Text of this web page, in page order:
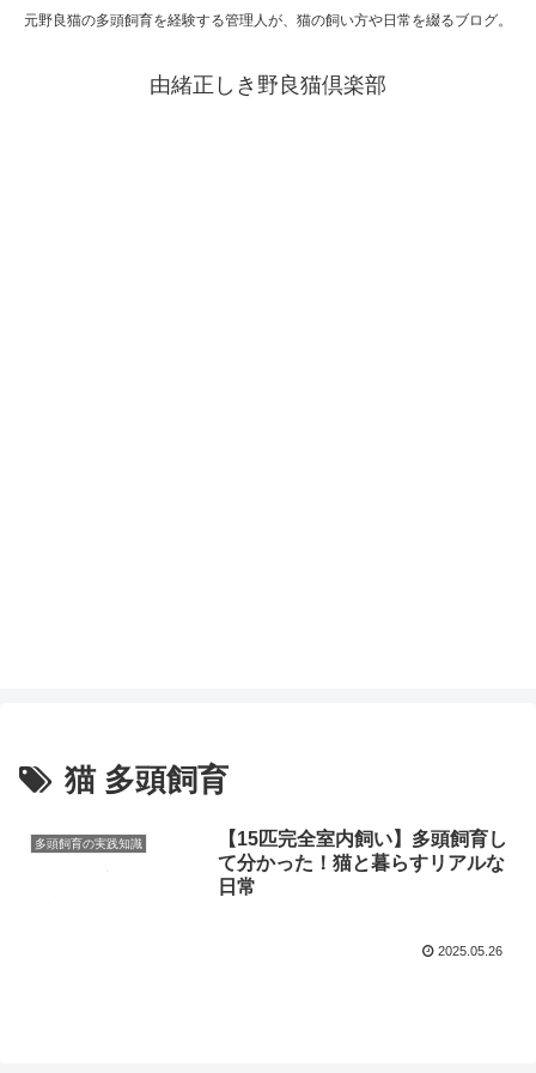
元野良猫の多頭飼育を経験する管理人が、猫の飼い方や日常を綴るブログ。
由緒正しき野良猫倶楽部
猫 多頭飼育
多頭飼育の実践知識
【15匹完全室内飼い】多頭飼育し
て分かった！猫と暮らすリアルな
日常
2025.05.26